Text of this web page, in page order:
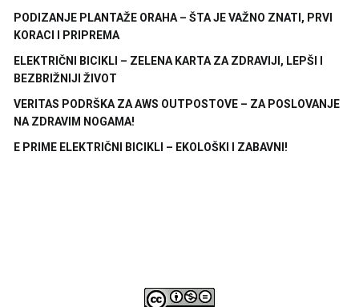
PODIZANJE PLANTAŽE ORAHA – ŠTA JE VAŽNO ZNATI, PRVI
KORACI I PRIPREMA
ELEKTRIČNI BICIKLI – ZELENA KARTA ZA ZDRAVIJI, LEPŠI I
BEZBRIŽNIJI ŽIVOT
VERITAS PODRŠKA ZA AWS OUTPOSTOVE – ZA POSLOVANJE
NA ZDRAVIM NOGAMA!
E PRIME ELEKTRIČNI BICIKLI – EKOLOŠKI I ZABAVNI!